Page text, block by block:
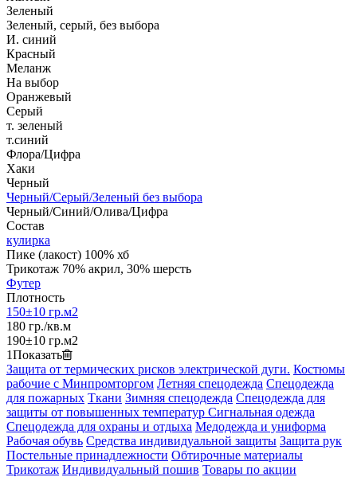
Зеленый
Зеленый, серый, без выбора
И. синий
Красный
Меланж
На выбор
Оранжевый
Серый
т. зеленый
т.синий
Флора/Цифра
Хаки
Черный
Черный/Серый/Зеленый без выбора
Черный/Синий/Олива/Цифра
Состав
кулирка
Пике (лакост) 100% хб
Трикотаж 70% акрил, 30% шерсть
Футер
Плотность
150±10 гр.м2
180 гр./кв.м
190±10 гр.м2
1Показать
Защита от термических рисков электрической дуги. Костюмы
рабочие с Минпромторгом Летняя спецодежда Спецодежда
для пожарных Ткани Зимняя спецодежда Спецодежда для
защиты от повышенных температур Сигнальная одежда
Спецодежда для охраны и отдыха Медодежда и униформа
Рабочая обувь Средства индивидуальной защиты Защита рук
Постельные принадлежности Обтирочные материалы
Трикотаж Индивидуальный пошив Товары по акции